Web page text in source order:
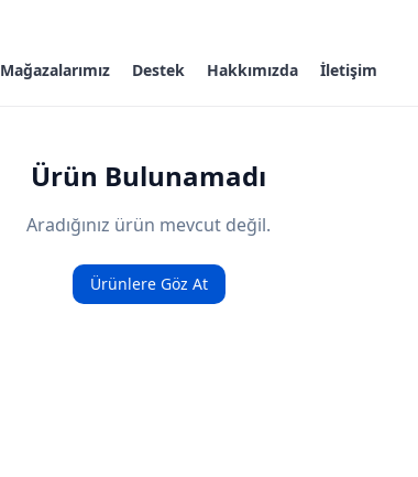
Mağazalarımız Destek Hakkımızda İletişim
Ürün Bulunamadı
Aradığınız ürün mevcut değil.
Ürünlere Göz At